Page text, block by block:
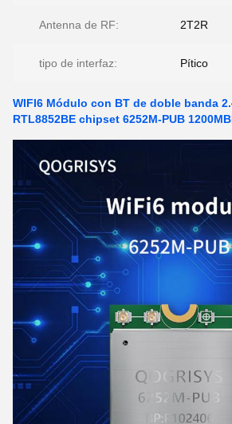
Antenna de RF: 2T2R
tipo de interfaz: Pítico
WIFI6 Módulo con BT de doble banda
RTL8852BE chipset 6252M-PUB